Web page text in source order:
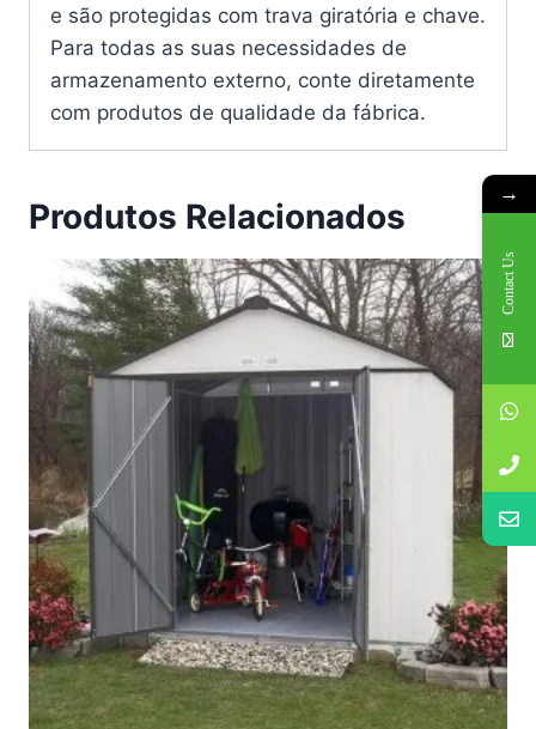
e são protegidas com trava giratória e chave.
Para todas as suas necessidades de
armazenamento externo, conte diretamente
com produtos de qualidade da fábrica.
Produtos Relacionados
→
Contact Us